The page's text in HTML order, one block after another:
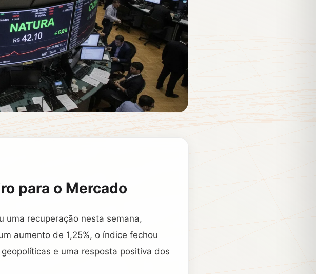
para o Mercado
uma recuperação nesta semana,
aumento de 1,25%, o índice fechou
e uma resposta positiva dos